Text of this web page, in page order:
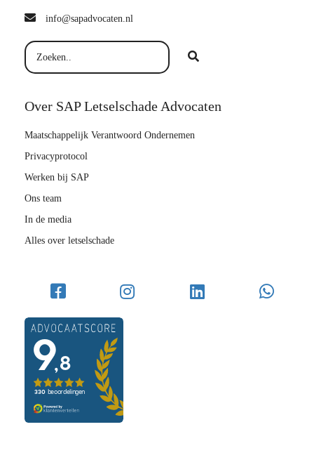
info@sapadvocaten.nl
Over SAP Letselschade Advocaten
Maatschappelijk Verantwoord Ondernemen
Privacyprotocol
Werken bij SAP
Ons team
In de media
Alles over letselschade